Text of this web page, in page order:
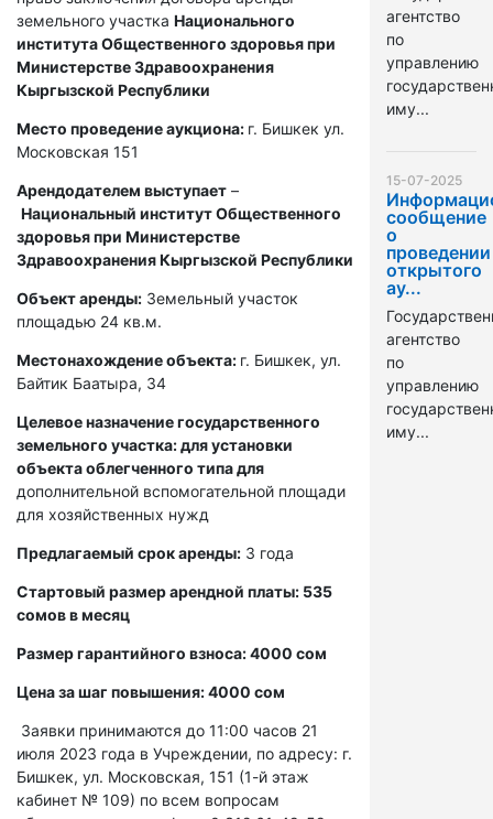
земельного участка Национального
института Общественного здоровья при
Министерстве Здравоохранения
Кыргызской Республики
Место проведение аукциона: г. Бишкек ул.
Московская 151
Арендодателем выступает –
Национальный институт Общественного
здоровья при Министерстве
Здравоохранения Кыргызской Республики
Объект аренды: Земельный участок
площадью 24 кв.м.
Местонахождение объекта: г. Бишкек, ул.
Байтик Баатыра, 34
Целевое назначение государственного
земельного участка: для установки
объекта облегченного типа для
дополнительной вспомогательной площади
для хозяйственных нужд
Предлагаемый срок аренды: 3 года
Стартовый размер арендной платы: 535
сомов в месяц
Размер гарантийного взноса: 4000 сом
Цена за шаг повышения: 4000 сом
Заявки принимаются до 11:00 часов 21
июля 2023 года в Учреждении, по адресу: г.
Бишкек, ул. Московская, 151 (1-й этаж
кабинет № 109) по всем вопросам
агентство
по
управлению
иму...
15-07-2025
сообщение
о
проведении
открытого
ау...
агентство
по
управлению
иму...